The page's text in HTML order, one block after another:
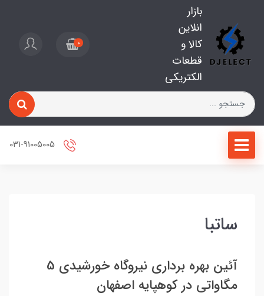
بازار
انلاین
کالا و
قطعات
الکتریکی
0
ساتبا
آئین بهره برداری نیروگاه خورشیدی 5
مگاواتی در کوهپایه اصفهان